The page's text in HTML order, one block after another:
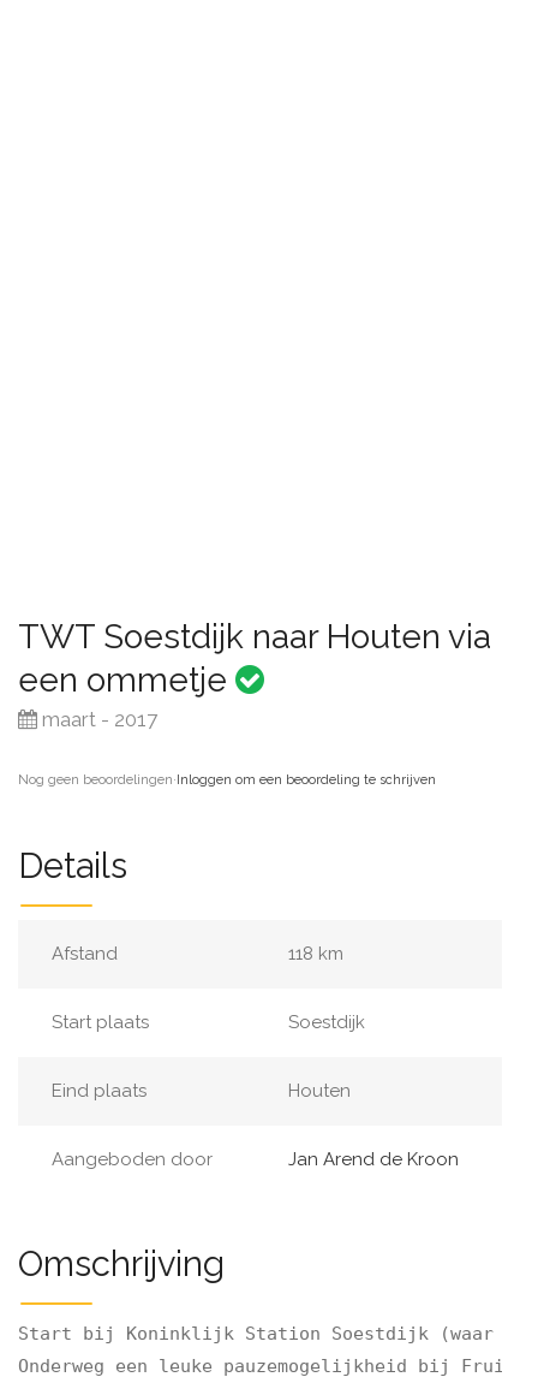
TWT Soestdijk naar Houten via
een ommetje
maart - 2017
Nog geen beoordelingen·Inloggen om een beoordeling te schrijven
Details
Afstand 118 km
Start plaats Soestdijk
Eind plaats Houten
Aangeboden door Jan Arend de Kroon
Omschrijving
Start bij Koninklijk Station Soestdijk (waar
Onderweg een leuke pauzemogelijkheid bij